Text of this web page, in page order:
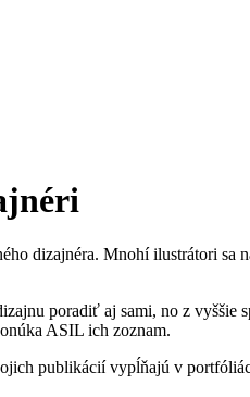
dizajnéra. Mnohí ilustrátori sa
poradiť aj sami, no z vyššie
ASIL ich zoznam.
publikácií vypĺňajú v